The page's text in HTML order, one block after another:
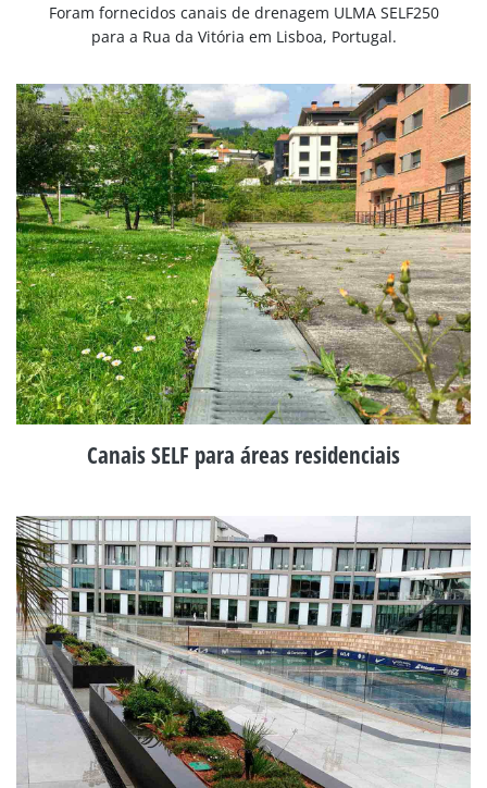
Foram fornecidos canais de drenagem ULMA SELF250
para a Rua da Vitória em Lisboa, Portugal.
Canais SELF para áreas residenciais